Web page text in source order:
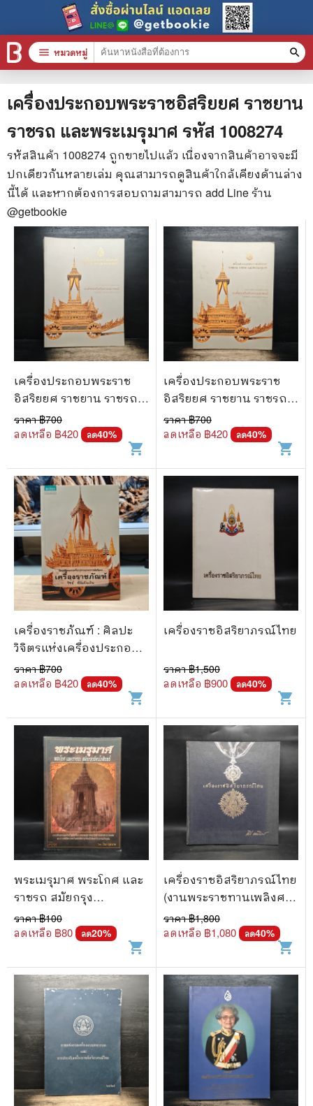
เครื่องประกอบพระราชอิสริยยศ ราชยาน
ราชรถ และพระเมรุมาศ รหัส 1008274
รหัสสินค้า 1008274 ถูกขายไปแล้ว เนื่องจากสินค้าอาจจะมี
ปกเดียวกันหลายเล่ม คุณสามารถดูสินค้าใกล้เคียงด้านล่าง
นี้ได้ และหากต้องการสอบถามสามารถ add Line ร้าน
@getbookie
เครื่องประกอบพระราช
อิสริยยศ ราชยาน ราชรถ
และพระเมรุมาศ
ราคา ฿700
ลดเหลือ ฿420 ลด40%
shopping_cart
เครื่องประกอบพระราช
อิสริยยศ ราชยาน ราชรถ
และพระเมรุมาศ
ราคา ฿700
ลดเหลือ ฿420 ลด40%
shopping_cart
เครื่องราชภัณฑ์ : ศิลปะ
วิจิตรแห่งเครื่องประกอบ
พระราชอิสริยยศ - วิทย์
พิณคันเงิน
ราคา ฿700
ลดเหลือ ฿420 ลด40%
shopping_cart
เครื่องราชอิสริยาภรณ์ไทย
ราคา ฿1,500
ลดเหลือ ฿900 ลด40%
shopping_cart
พระเมรุมาศ พระโกศ และ
ราชรถ สมัยกรุง
รัตนโกสินทร์ - โรม
บุนนาค
ราคา ฿100
ลดเหลือ ฿80 ลด20%
shopping_cart
เครื่องราชอิสริยาภรณ์ไทย
(งานพระราชทานเพลิงศพ
นายเสรี ธรรมวิทย์)
ราคา ฿1,800
ลดเหลือ ฿1,080 ลด40%
shopping_cart
menu หมวดหมู่ search
หมวดหมู่สินค้า clear
หนังสือทั้งหมด
stars สินค้าใช้เฉพาะแต้มเท่านั้น
📚 หนังสือทั่วไป
🦄 วรรณกรรม นิยาย เรื่องสั้น
🎓 การศึกษา
😼 หนังสือการ์ตูน
🐲 หนังสือเด็ก
📕 นิตยสาร
🌎 International Books
🎲 Board Game
📅 สินค้าอื่นๆ